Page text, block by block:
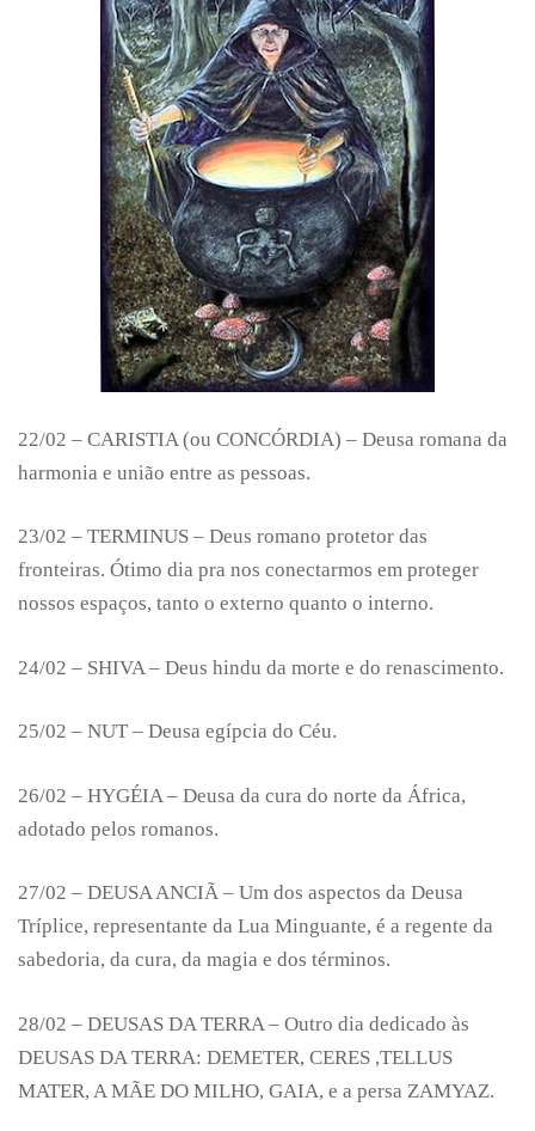
22/02 – CARISTIA (ou CONCÓRDIA) – Deusa romana da
harmonia e união entre as pessoas.
23/02 – TERMINUS – Deus romano protetor das
fronteiras. Ótimo dia pra nos conectarmos em proteger
nossos espaços, tanto o externo quanto o interno.
24/02 – SHIVA – Deus hindu da morte e do renascimento.
25/02 – NUT – Deusa egípcia do Céu.
26/02 – HYGÉIA – Deusa da cura do norte da África,
adotado pelos romanos.
27/02 – DEUSA ANCIÃ – Um dos aspectos da Deusa
Tríplice, representante da Lua Minguante, é a regente da
sabedoria, da cura, da magia e dos términos.
28/02 – DEUSAS DA TERRA – Outro dia dedicado às
DEUSAS DA TERRA: DEMETER, CERES ,TELLUS
MATER, A MÃE DO MILHO, GAIA, e a persa ZAMYAZ.